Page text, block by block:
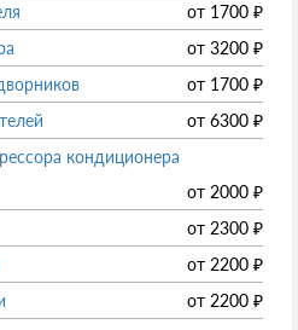
от 1700 ₽
от 3200 ₽
от 1700 ₽
от 6300 ₽
кондиционера
от 2000 ₽
от 2300 ₽
от 2200 ₽
от 2200 ₽